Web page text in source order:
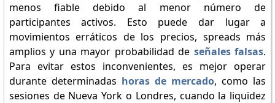
menos fiable debido al menor número de
participantes activos. Esto puede dar lugar a
movimientos erráticos de los precios, spreads más
amplios y una mayor probabilidad de señales falsas.
Para evitar estos inconvenientes, es mejor operar
durante determinadas horas de mercado, como las
sesiones de Nueva York o Londres, cuando la liquidez